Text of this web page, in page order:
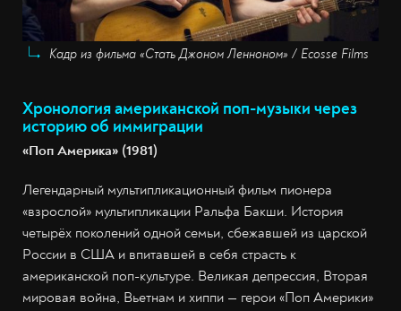
Кадр из фильма «Стать Джоном Ленноном» / Ecosse Films
Хронология американской поп-музыки через
историю об иммиграции
«Поп Америка» (1981)
Легендарный мультипликационный фильм пионера
«взрослой» мультипликации Ральфа Бакши. История
четырёх поколений одной семьи, сбежавшей из царской
России в США и впитавшей в себя страсть к
американской поп-культуре. Великая депрессия, Вторая
мировая война, Вьетнам и хиппи — герои «Поп Америки»